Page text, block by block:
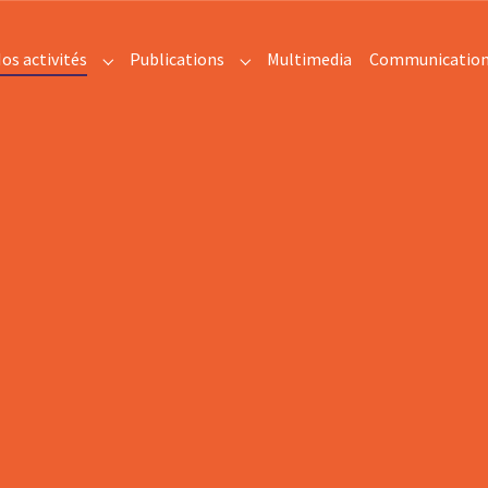
for "IMODEV"
activités Submenu for "Nos activités"
Publications Submenu for "Publications"
Multimedia